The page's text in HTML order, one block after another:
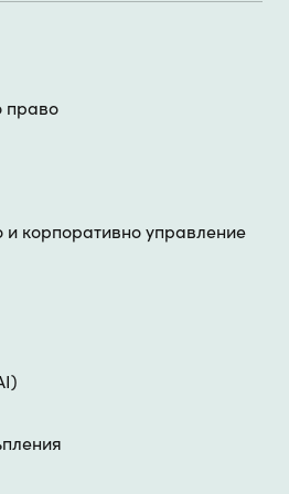
право
и корпоративно управление